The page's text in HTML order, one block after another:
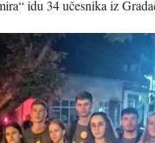
idu 34 učesnika iz